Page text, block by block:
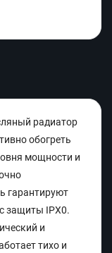
радиатор
обогреть
мощности и
гарантируют
защиты IPX0.
и
тихо и